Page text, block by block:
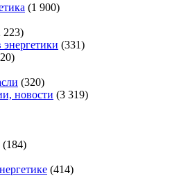
(1 900)
223)
энергетики (331)
(320)
новости (3 319)
(184)
(414)